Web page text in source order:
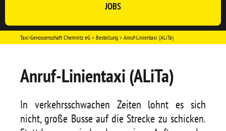
JOBS
Taxi-Genossenschaft Chemnitz eG Bestellung Anruf-Linientaxi (ALiTa)
Anruf-Linientaxi (ALiTa)
In verkehrsschwachen Zeiten lohnt es sich
nicht, große Busse auf die Strecke zu schicken.